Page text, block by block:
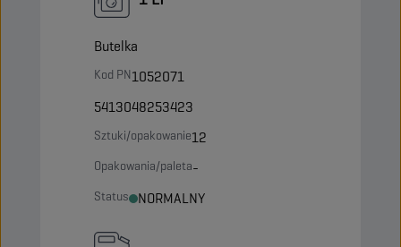
Butelka
Kod PN1052071
5413048253423
Sztuki/opakowanie12
Opakowania/paleta-
Status NORMALNY